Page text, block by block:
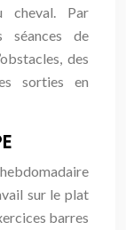
cheval. Par
séances de
des
sorties en
sur le plat
barres